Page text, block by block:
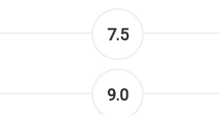
7.5
9.0